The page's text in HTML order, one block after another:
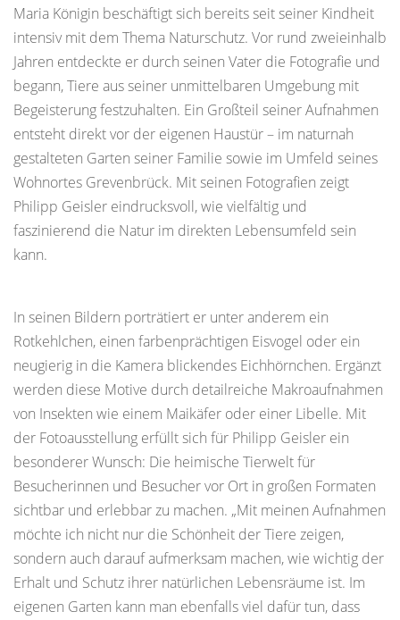
Maria Königin beschäftigt sich bereits seit seiner Kindheit
intensiv mit dem Thema Naturschutz. Vor rund zweieinhalb
Jahren entdeckte er durch seinen Vater die Fotografie und
begann, Tiere aus seiner unmittelbaren Umgebung mit
Begeisterung festzuhalten. Ein Großteil seiner Aufnahmen
entsteht direkt vor der eigenen Haustür – im naturnah
gestalteten Garten seiner Familie sowie im Umfeld seines
Wohnortes Grevenbrück. Mit seinen Fotografien zeigt
Philipp Geisler eindrucksvoll, wie vielfältig und
faszinierend die Natur im direkten Lebensumfeld sein
kann.
In seinen Bildern porträtiert er unter anderem ein
Rotkehlchen, einen farbenprächtigen Eisvogel oder ein
neugierig in die Kamera blickendes Eichhörnchen. Ergänzt
werden diese Motive durch detailreiche Makroaufnahmen
von Insekten wie einem Maikäfer oder einer Libelle. Mit
der Fotoausstellung erfüllt sich für Philipp Geisler ein
besonderer Wunsch: Die heimische Tierwelt für
Besucherinnen und Besucher vor Ort in großen Formaten
sichtbar und erlebbar zu machen. „Mit meinen Aufnahmen
möchte ich nicht nur die Schönheit der Tiere zeigen,
sondern auch darauf aufmerksam machen, wie wichtig der
Erhalt und Schutz ihrer natürlichen Lebensräume ist. Im
eigenen Garten kann man ebenfalls viel dafür tun, dass